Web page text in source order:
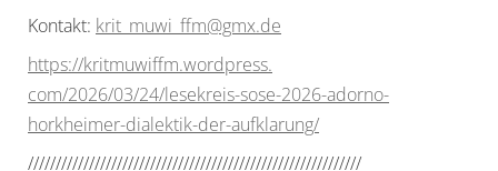
Kontakt: krit_muwi_ffm@gmx.de
https://kritmuwiffm.wordpress.
com/2026/03/24/lesekreis-sose-2026-adorno-
horkheimer-dialektik-der-aufklarung/
////////////////////////////////////////////////////////////